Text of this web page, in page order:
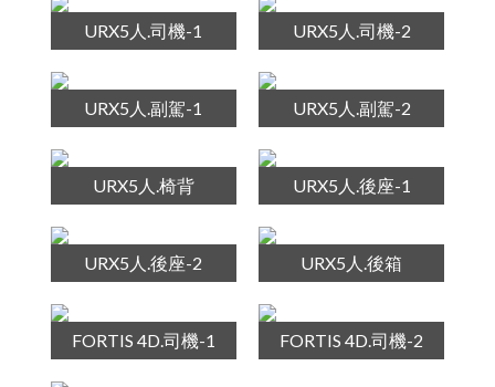
URX5人.司機-1 URX5人.司機-2
URX5人.副駕-1 URX5人.副駕-2
URX5人.椅背 URX5人.後座-1
URX5人.後座-2 URX5人.後箱
FORTIS 4D.司機-1 FORTIS 4D.司機-2